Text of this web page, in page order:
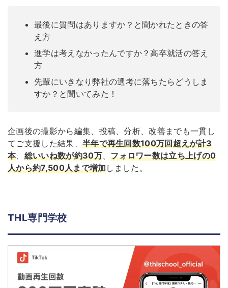
最後に質問はありますか？と聞かれたときの答
え方
進学は考えなかったんですか？高卒就活の答え
方
先輩にいきなり弊社の選考に落ちたらどうしま
すか？と聞いてみた！
企画後の撮影から編集、投稿、分析、改善までも一貫し
てご支援した結果、 半年で再生回数100万回超えが計3
本、 総いいね数が約30万、フォロワー数は立ち上げの0
人から約7,500人まで増加しました。
THL専門学校